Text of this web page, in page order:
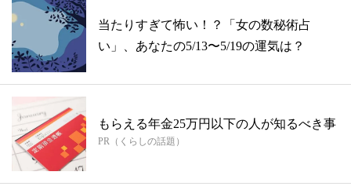
当たりすぎて怖い！？「女の数秘術占
い」、あなたの5/13〜5/19の運気は？
もらえる年金25万円以下の人が知るべき事
PR（くらしの話題）